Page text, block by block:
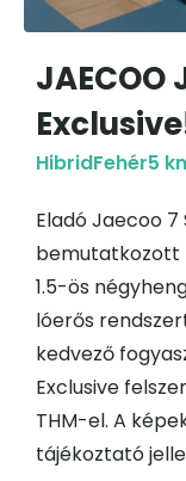
JAECOO
HibridFehér5
Eladó Jaecoo 7
bemutatkozott
1.5-ös
lóerős
kedvező
Exclusive
THM-el. A
tájékoztató